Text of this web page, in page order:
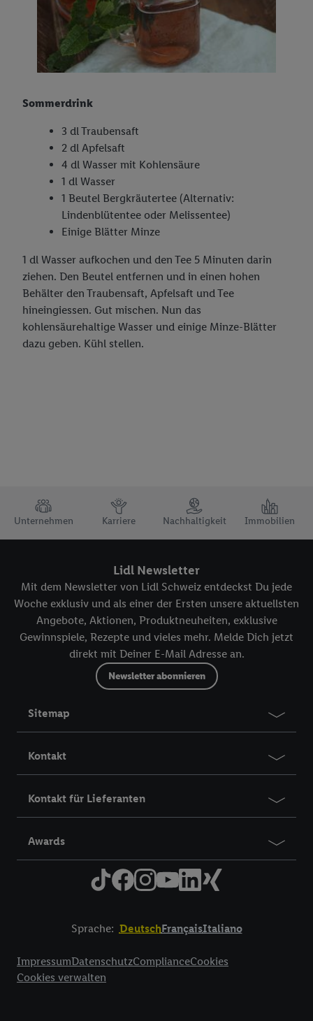
Sommerdrink
3 dl Traubensaft
2 dl Apfelsaft
4 dl Wasser mit Kohlensäure
1 dl Wasser
1 Beutel Bergkräutertee (Alternativ:
Lindenblütentee oder Melissentee)
Einige Blätter Minze
1 dl Wasser aufkochen und den Tee 5 Minuten darin
ziehen. Den Beutel entfernen und in einen hohen
Behälter den Traubensaft, Apfelsaft und Tee
hineingiessen. Gut mischen. Nun das
kohlensäurehaltige Wasser und einige Minze-Blätter
dazu geben. Kühl stellen.
TRUSTBAR
Unternehmen Karriere Nachhaltigkeit Immobilien
Lidl Newsletter
Mit dem Newsletter von Lidl Schweiz entdeckst Du jede
Woche exklusiv und als einer der Ersten unsere aktuellsten
Angebote, Aktionen, Produktneuheiten, exklusive
Gewinnspiele, Rezepte und vieles mehr. Melde Dich jetzt
direkt mit Deiner E-Mail Adresse an.
Newsletter abonnieren
Sitemap
Kontakt
Kontakt für Lieferanten
Awards
Sprache: DeutschFrançaisItaliano
ImpressumDatenschutzComplianceCookies
Cookies verwalten